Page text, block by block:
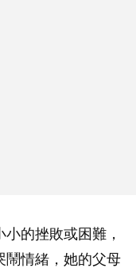
的挫敗或困難，
鬧情緒，她的父母